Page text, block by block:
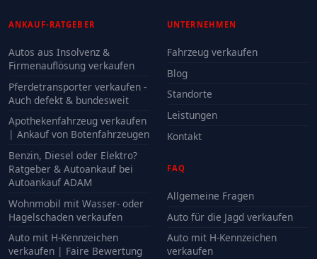
ANKAUF-RATGEBER
Autos aus Insolvenz &
Firmenauflösung verkaufen
Pferdetransporter verkaufen -
Auch defekt & bundesweit
Apothekenfahrzeug verkaufen
| Ankauf von Botenfahrzeugen
Benzin, Diesel oder Elektro?
Ratgeber & Autoankauf bei
Autoankauf ADAM
Wohnmobil mit Wasser- oder
Hagelschaden verkaufen
Auto mit H-Kennzeichen
verkaufen | Faire Bewertung
UNTERNEHMEN
Fahrzeug verkaufen
Blog
Standorte
Leistungen
Kontakt
FAQ
Allgemeine Fragen
Auto für die Jagd verkaufen
Auto mit H-Kennzeichen
verkaufen